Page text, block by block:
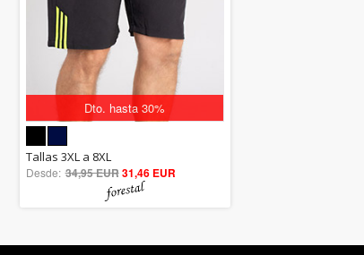
Dto. hasta 30%
5.00
out of 5
Tallas 3XL a 8XL
Desde: 34,95 EUR31,46 EUR